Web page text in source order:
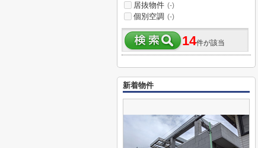
居抜物件 (-)
個別空調 (-)
14件が該当
新着物件